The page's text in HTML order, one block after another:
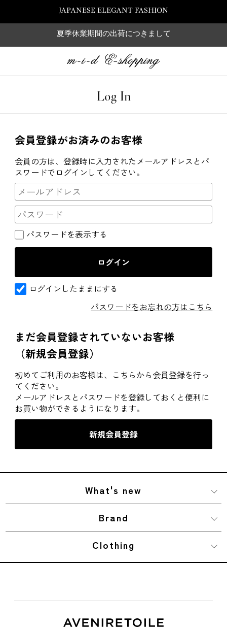
JAPANESE ELEGANT FASHION
夏季休業期間の出荷につきまして
Log In
会員登録がお済みのお客様
会員の方は、登録時に入力されたメールアドレスとパ
スワードでログインしてください。
パスワードを表示する
ログインしたままにする
パスワードをお忘れの方はこちら
まだ会員登録されていないお客様
（新規会員登録）
初めてご利用のお客様は、こちらから会員登録を行っ
てください。
メールアドレスとパスワードを登録しておくと便利に
お買い物ができるようになります。
What's new
Brand
Clothing